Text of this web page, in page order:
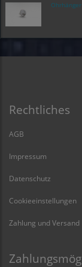
Rechtliches
AGB
Impressum
Datenschutz
Cookieeinstellungen
Zahlung und Versand